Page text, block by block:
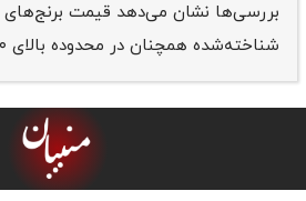
بررسی‌ها نشان می‌دهد قیمت برنج‌های
شناخته‌شده همچنان در محدوده بالای ۵۰۰ هزار تومان قرار دارد